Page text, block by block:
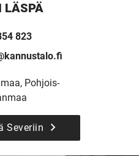
LÄSPÄ
823
Pohjois-
Severiin
ON